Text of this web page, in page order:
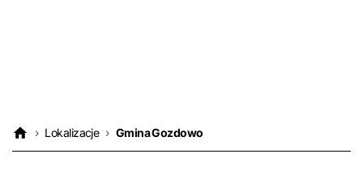
› Lokalizacje › Gmina Gozdowo